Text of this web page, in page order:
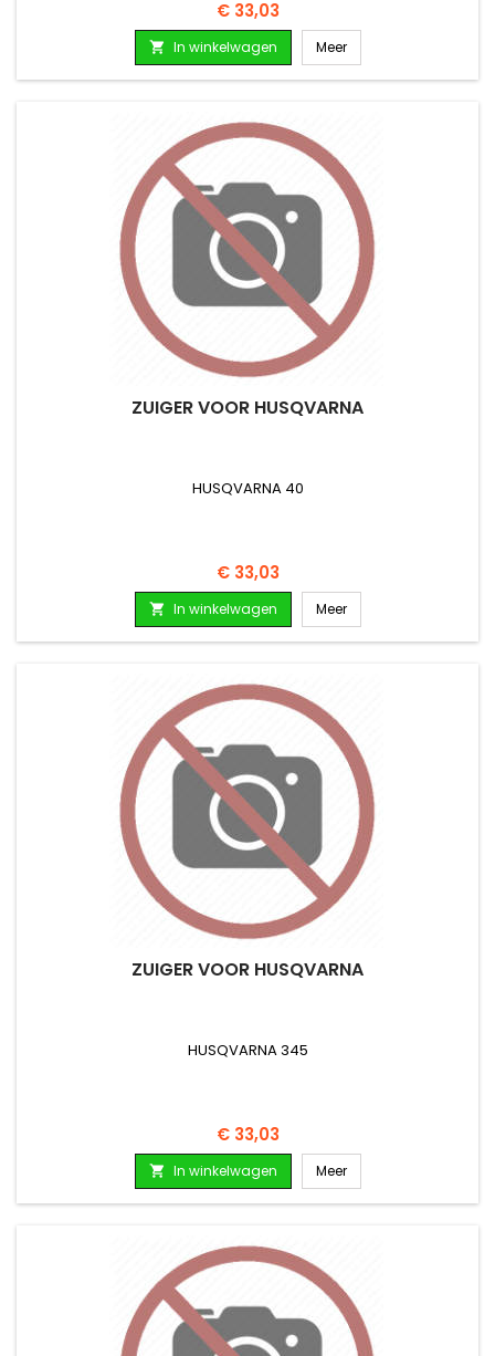
Prijs
€ 33,03
 In winkelwagen Meer
ZUIGER VOOR HUSQVARNA
HUSQVARNA 40
Prijs
€ 33,03
 In winkelwagen Meer
ZUIGER VOOR HUSQVARNA
HUSQVARNA 345
Prijs
€ 33,03
 In winkelwagen Meer